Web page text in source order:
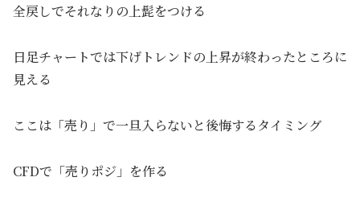
全戻しでそれなりの上髭をつける
日足チャートでは下げトレンドの上昇が終わったところに
見える
ここは「売り」で一旦入らないと後悔するタイミング
CFDで「売りポジ」を作る